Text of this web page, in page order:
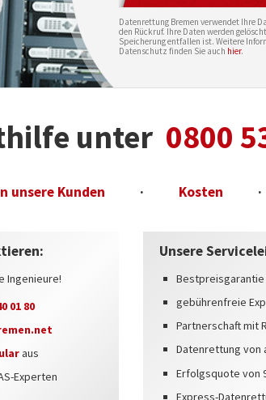
Datenrettung Bremen verwendet Ihre
den Rückruf. Ihre Daten werden
Speicherung entfallen ist. Weitere
Datenschutz finden Sie auch hier.
unter 0800
unsere Kunden · Kosten ·
Ingenieure!
01 80
aus
Experten
Unsere
Bestpreisgarantie
gebührenfreie
Partnerschaft mit
Datenrettung von
Erfolgsquote von
Express-